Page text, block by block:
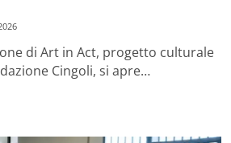
di Art in Act, progetto culturale
Cingoli, si apre…